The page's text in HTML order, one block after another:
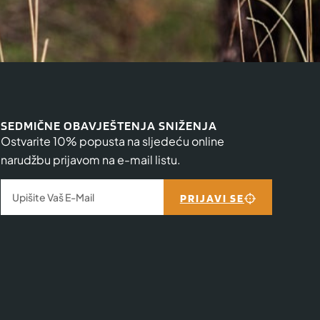
SEDMIČNE OBAVJEŠTENJA SNIŽENJA
Ostvarite 10% popusta na sljedeću online
narudžbu prijavom na e-mail listu.
PRIJAVI SE